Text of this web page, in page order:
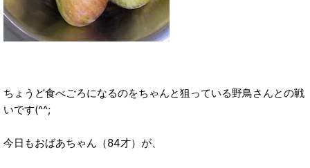
ちょうど食べごろになるのをちゃんと狙っている野鳥さんとの戦
いです(^^;
今日もおばあちゃん（84才）が、